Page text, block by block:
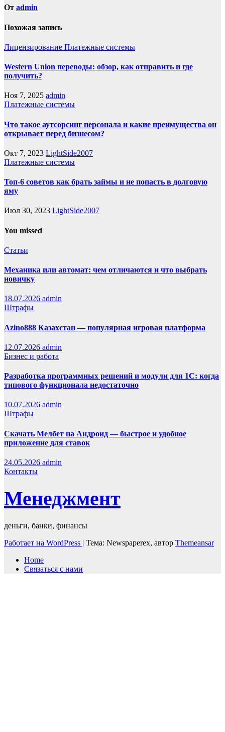
От admin
Похожая запись
Лицензирование Платежные системы
Western Union переводы: обзор, как отправить и где
получить?
Ноя 7, 2025 admin
Платежные системы
Что такое аутсорсинг персонала и какие преимущества он
открывает перед бизнесом?
Окт 7, 2023 LightSide2007
Платежные системы
Топ-6 советов как брать займы и не попасть в долговую
яму
Июл 30, 2023 LightSide2007
You missed
Статьи
Механика или автомат: чем отличаются и что выбрать
новичку
18.07.2026 admin
Штрафы
Azino888 Казахстан — популярная игровая платформа
12.07.2026 admin
Бизнес и работа
Разработка программных решений и модули для 1С: когда
типового функционала недостаточно
10.07.2026 admin
Штрафы
Скачать Мелбет на Андроид — быстрое и удобное
приложение для ставок
24.05.2026 admin
Контакты
Менеджмент
деньги, банки, финансы
Работает на WordPress | Тема: Newspaperex, автор Themeansar
Home
Связаться с нами